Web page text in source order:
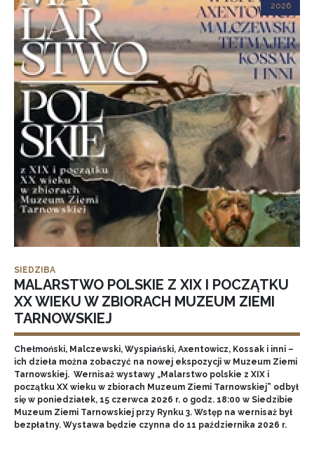
2026
SIEDZIBA
MALARSTWO POLSKIE Z XIX I POCZĄTKU
XX WIEKU W ZBIORACH MUZEUM ZIEMI
TARNOWSKIEJ
Chełmoński, Malczewski, Wyspiański, Axentowicz, Kossak i inni –
ich dzieła można zobaczyć na nowej ekspozycji w Muzeum Ziemi
Tarnowskiej. Wernisaż wystawy „Malarstwo polskie z XIX i
początku XX wieku w zbiorach Muzeum Ziemi Tarnowskiej” odbył
się w poniedziałek, 15 czerwca 2026 r. o godz. 18:00 w Siedzibie
Muzeum Ziemi Tarnowskiej przy Rynku 3. Wstęp na wernisaż był
bezpłatny. Wystawa będzie czynna do 11 października 2026 r.